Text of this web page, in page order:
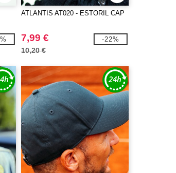
ATLANTIS AT020 - ESTORIL CAP
7,99 €
10,20 €
-22%